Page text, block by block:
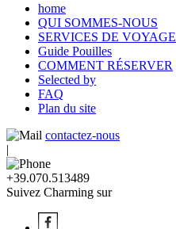
home
QUI SOMMES-NOUS
SERVICES DE VOYAGE
Guide Pouilles
COMMENT RÉSERVER
Selected by
FAQ
Plan du site
contactez-nous
|
+39.070.513489
Suivez Charming sur